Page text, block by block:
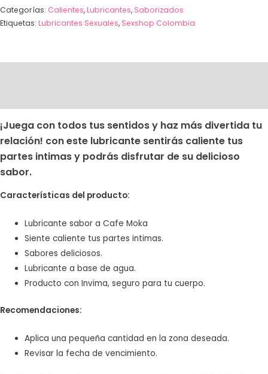
Categorías: Calientes,Lubricantes, Saborizados
Etiquetas: Lubricantes Sexuales, Sexshop Colombia
¡Juega con todos tus sentidos y haz más divertida tu
relación! con este lubricante sentirás caliente tus
partes intimas y podrás disfrutar de su delicioso
sabor.
Características del producto:
Lubricante sabor a Cafe Moka
Siente caliente tus partes intimas.
Sabores deliciosos.
Lubricante a base de agua.
Producto con Invima, seguro para tu cuerpo.
Recomendaciones:
Aplica una pequeña cantidad en la zona deseada.
Revisar la fecha de vencimiento.